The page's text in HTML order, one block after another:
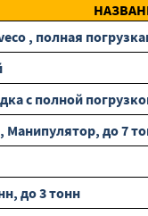
, полная
с полной
Манипулятор, до 7
до 3 тонн